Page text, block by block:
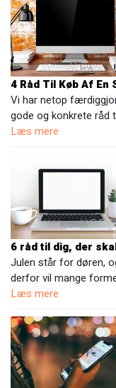
4 Råd Til Køb Af En
Vi har netop
gode og konkrete råd
Læs mere
6 råd til dig, der
Julen står for døren,
derfor vil mange
Læs mere